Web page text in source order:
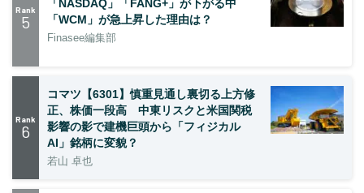
Rank
5
「NASDAQ」「FANG+」が下がる中
「WCM」が急上昇した理由は？
Finasee編集部
Rank
6
コマツ【6301】慎重見通し裏切る上方修
正、株価一段高 中東リスクと米国関税
影響の影で建機巨頭から「フィジカル
AI」銘柄に変貌？
若山 卓也